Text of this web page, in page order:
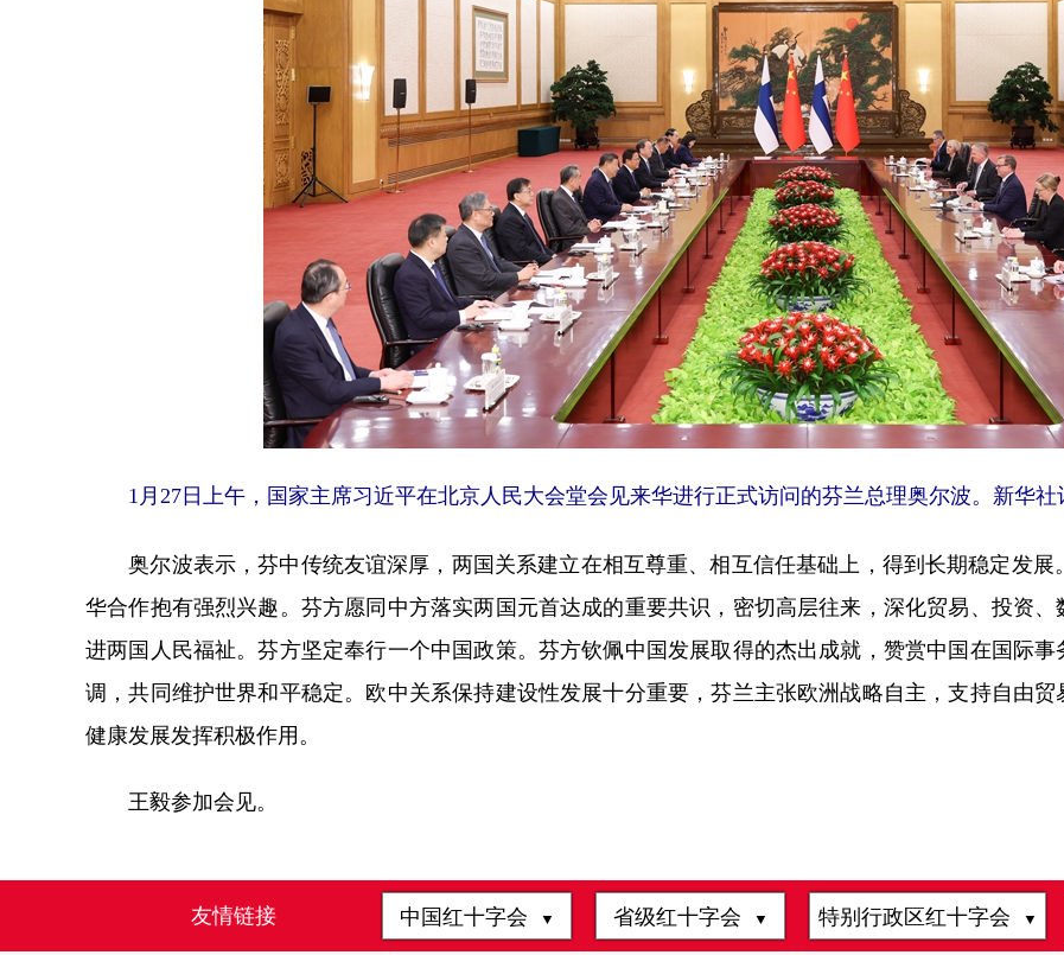
1月27日上午，国家主席习近平在北京人民大会堂会见来华进行正式访问的芬兰总理奥尔波。新华社
奥尔波表示，芬中传统友谊深厚，两国关系建立在相互尊重、相互信任基础上，得到长期稳定发展
华合作抱有强烈兴趣。芬方愿同中方落实两国元首达成的重要共识，密切高层往来，深化贸易、投资
进两国人民福祉。芬方坚定奉行一个中国政策。芬方钦佩中国发展取得的杰出成就，赞赏中国在国际
调，共同维护世界和平稳定。欧中关系保持建设性发展十分重要，芬兰主张欧洲战略自主，支持自由
健康发展发挥积极作用。
王毅参加会见。
友情链接 中国红十字会 ▼ 省级红十字会 ▼ 特别行政区红十字会 ▼